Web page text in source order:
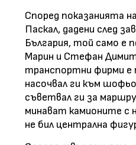
Според показанията
Паскал, дадени след
България, той само е
Марин и Стефан
транспортни фирми е
насочвал ги към
съветвал ги за
минават камионите с
не бил централна